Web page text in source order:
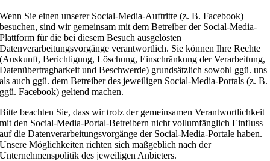
Wenn Sie einen unserer Social-Media-Auftritte (z. B. Facebook)
besuchen, sind wir gemeinsam mit dem Betreiber der Social-Media-
Plattform für die bei diesem Besuch ausgelösten
Datenverarbeitungsvorgänge verantwortlich. Sie können Ihre Rechte
(Auskunft, Berichtigung, Löschung, Einschränkung der Verarbeitung,
Datenübertragbarkeit und Beschwerde) grundsätzlich sowohl ggü. uns
als auch ggü. dem Betreiber des jeweiligen Social-Media-Portals (z. B.
ggü. Facebook) geltend machen.
Bitte beachten Sie, dass wir trotz der gemeinsamen Verantwortlichkeit
mit den Social-Media-Portal-Betreibern nicht vollumfänglich Einfluss
auf die Datenverarbeitungsvorgänge der Social-Media-Portale haben.
Unsere Möglichkeiten richten sich maßgeblich nach der
Unternehmenspolitik des jeweiligen Anbieters.